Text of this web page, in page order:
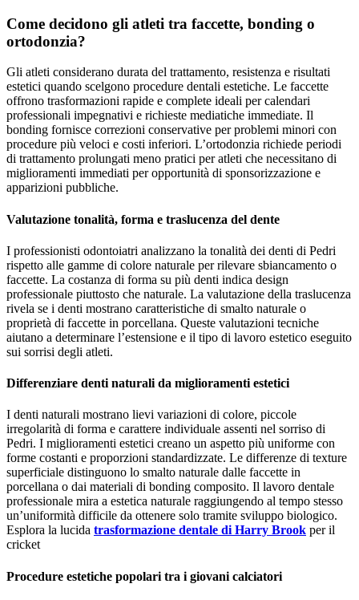
Come decidono gli atleti tra faccette, bonding o
ortodonzia?
Gli atleti considerano durata del trattamento, resistenza e risultati
estetici quando scelgono procedure dentali estetiche. Le faccette
offrono trasformazioni rapide e complete ideali per calendari
professionali impegnativi e richieste mediatiche immediate. Il
bonding fornisce correzioni conservative per problemi minori con
procedure più veloci e costi inferiori. L’ortodonzia richiede periodi
di trattamento prolungati meno pratici per atleti che necessitano di
miglioramenti immediati per opportunità di sponsorizzazione e
apparizioni pubbliche.
Valutazione tonalità, forma e traslucenza del dente
I professionisti odontoiatri analizzano la tonalità dei denti di Pedri
rispetto alle gamme di colore naturale per rilevare sbiancamento o
faccette. La costanza di forma su più denti indica design
professionale piuttosto che naturale. La valutazione della traslucenza
rivela se i denti mostrano caratteristiche di smalto naturale o
proprietà di faccette in porcellana. Queste valutazioni tecniche
aiutano a determinare l’estensione e il tipo di lavoro estetico eseguito
sui sorrisi degli atleti.
Differenziare denti naturali da miglioramenti estetici
I denti naturali mostrano lievi variazioni di colore, piccole
irregolarità di forma e carattere individuale assenti nel sorriso di
Pedri. I miglioramenti estetici creano un aspetto più uniforme con
forme costanti e proporzioni standardizzate. Le differenze di texture
superficiale distinguono lo smalto naturale dalle faccette in
porcellana o dai materiali di bonding composito. Il lavoro dentale
professionale mira a estetica naturale raggiungendo al tempo stesso
un’uniformità difficile da ottenere solo tramite sviluppo biologico.
Esplora la lucida trasformazione dentale di Harry Brook per il
cricket
Procedure estetiche popolari tra i giovani calciatori